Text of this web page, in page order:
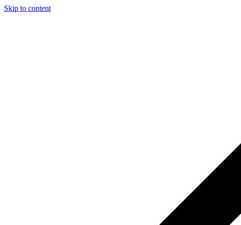
Skip to content